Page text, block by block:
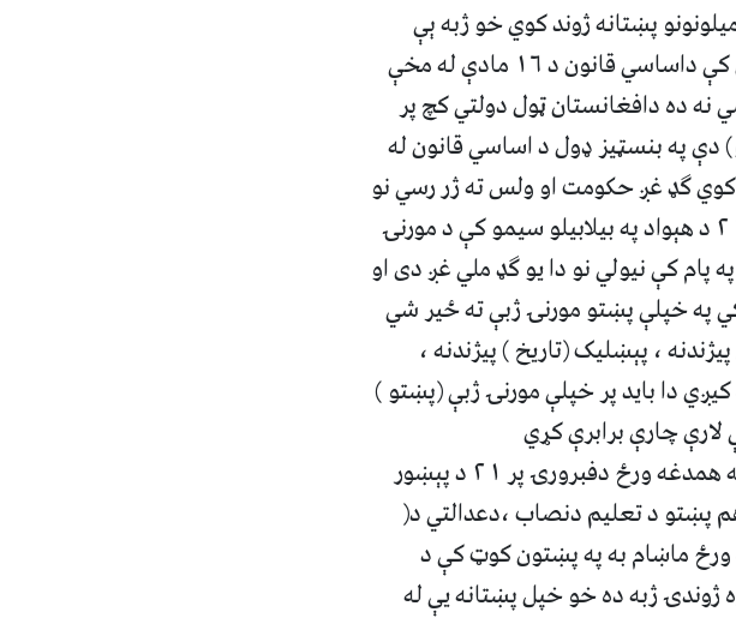
پښتانه ژوند کوي خو ژبه ېې
دقانون له مخې له رسمي چوکاټه بهر ده که په افغانستان کې داساسي قانون د ١٦ مادې له مخې
ده دافغانستان ټول دولتي کچ پر
دې په بنسټيز ډول د اساسي قانون له
کوي گډ غږ حکومت او ولس ته ژر رسي نو
دچې اوس مهال (د ژبژغورنې ملي غورځنگ) دفبرورۍ پر ٢١ د هېواد په بيلابيلو سيمو کې د مورنۍ
پام کې نيولي نو دا يو گډ ملي غږ دى او
په خپلې پښتو مورنۍ ژبې ته ځير شي
، پېښليک (تاريخ ) پيژندنه ،
دا بايد پر خپلې مورنۍ ژبې (پښتو )
چارې برابرې کړي
دپښتونخوا په پېښور کې (د صابر رڼا ملگري تحريک) هم په همدغه ورځ دفبرورۍ پر ٢١ د پېښور
د تعليم دنصاب ،دعدالتي د(
ماښام به په پښتون کوټ کې د
ژبه ده خو خپل پښتانه يې له